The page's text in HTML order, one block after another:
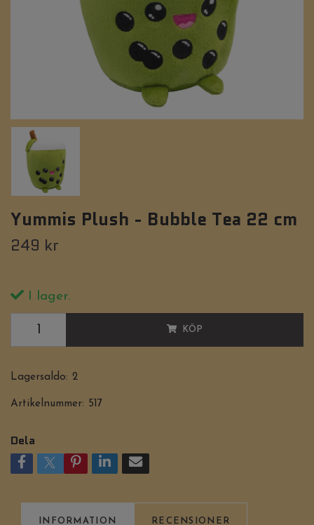
Yummis Plush - Bubble Tea 22 cm
249 kr
I lager.
KÖP
Lagersaldo: 2
Artikelnummer: 517
Dela
INFORMATION RECENSIONER